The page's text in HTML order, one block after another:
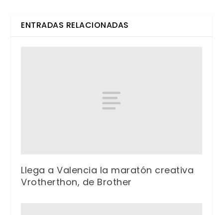
ENTRADAS RELACIONADAS
Llega a Valencia la maratón creativa
Vrotherthon, de Brother